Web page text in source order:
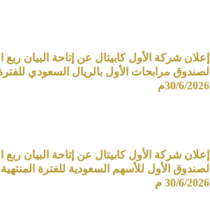
إعلان شركة الأول كابيتال عن إتاحة البيان ربع
لصندوق مرابحات الأول بالريال السعودي
30/6/2026م
إعلان شركة الأول كابيتال عن إتاحة البيان ربع
لصندوق الأول للأسهم السعودية للفترة
30/6/2026 م